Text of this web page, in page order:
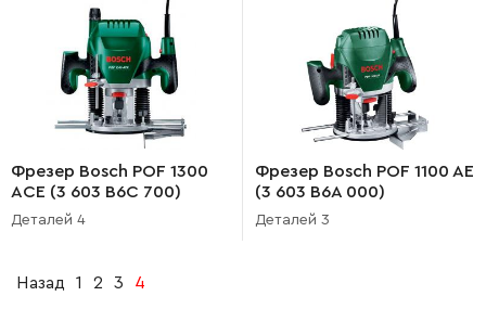
Фрезер Bosch POF 1300
ACE (3 603 B6C 700)
Деталей 4
Фрезер Bosch POF 1100 AE
(3 603 B6A 000)
Деталей 3
Назад 1 2 3 4